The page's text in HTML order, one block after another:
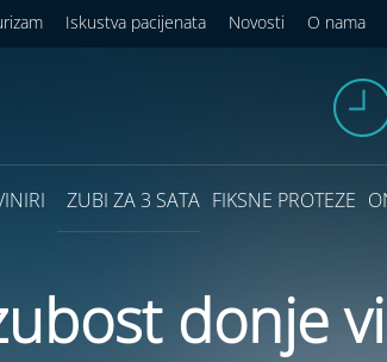
Iskustva pacijenata Novosti O nama
FIKSNE PROTEZE
ZUBI ZA 3 SATA
donje